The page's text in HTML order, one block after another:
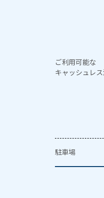
ご利用可能な
キャッシュレ
駐車場